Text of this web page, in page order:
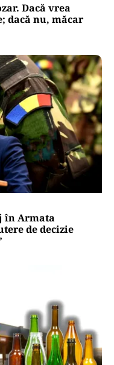
Dacă vrea
dacă nu, măcar
în Armata
de decizie